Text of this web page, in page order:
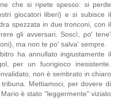
che si ripete spesso: si perde
giocatori liberi) e si subisce il
spezzata in due tronconi, con il
gli avversari. Soscì, po' tene'
ma non te po' salva' sempre.
ha annullato ingiustamente il
per un fuorigioco inesistente.
non è sembrato in chiaro
Mettiamoci, per dovere di
è stato "leggermente" viziato